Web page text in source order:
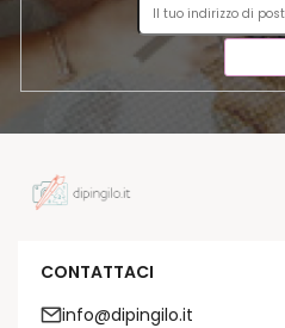
CONTATTACI
info@dipingilo.it